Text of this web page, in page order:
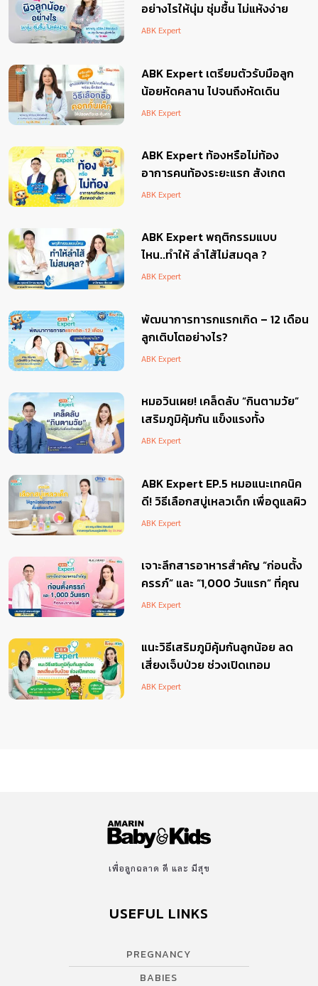
อย่างไรให้นุ่ม ชุ่มชื้น ไม่แห้งง่าย
ABK Expert
ABK Expert เตรียมตัวรับมือลูก
น้อยหัดคลาน ไปจนถึงหัดเดิน
พร้อมเช็กลิสต์ “วิธีเลือกซื้อ คอกกั้น
ABK Expert
ABK Expert ท้องหรือไม่ท้อง
อาการคนท้องระยะแรก สังเกต
อย่างไร?
ABK Expert
ABK Expert พฤติกรรมแบบ
ไหน..ทำให้ ลำไส้ไม่สมดุล ?
ABK Expert
พัฒนาการทารกแรกเกิด – 12 เดือน
ลูกเติบโตอย่างไร?
ABK Expert
หมอวินเผย! เคล็ดลับ “กินตามวัย”
เสริมภูมิคุ้มกัน แข็งแรงทั้ง
ครอบครัว
ABK Expert
ABK Expert EP.5 หมอแนะเทคนิค
ดี! วิธีเลือกสบู่เหลวเด็ก เพื่อดูแลผิว
ลูกน้อยสุขภาพดีตั้งแต่แรกเกิด
ABK Expert
เจาะลึกสารอาหารสำคัญ “ก่อนตั้ง
ครรภ์” และ “1,000 วันแรก” ที่คุณ
แม่ขาดไม่ได้
ABK Expert
แนะวิธีเสริมภูมิคุ้มกันลูกน้อย ลด
เสี่ยงเจ็บป่วย ช่วงเปิดเทอม
ABK Expert
เพื่อลูกฉลาด ดี และ มีสุข
USEFUL LINKS
PREGNANCY
BABIES